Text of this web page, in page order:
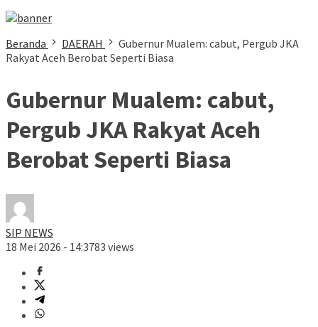
Beranda DAERAH
Gubernur Mualem: cabut, Pergub JKA
Rakyat Aceh Berobat Seperti Biasa
Gubernur Mualem: cabut,
Pergub JKA Rakyat Aceh
Berobat Seperti Biasa
SIP NEWS
18 Mei 2026 - 14:3783 views